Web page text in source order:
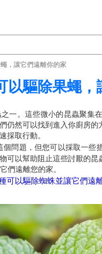
，讓它們遠離你的家
以驅除果蠅
一。這些微小的昆蟲聚集
仍然可以找到進入你廚房
採取行動。
個問題，但您可以採取一些
可以幫助阻止這些討厭的
們遠離您的家。
可以驅除蜘蛛並讓它們遠